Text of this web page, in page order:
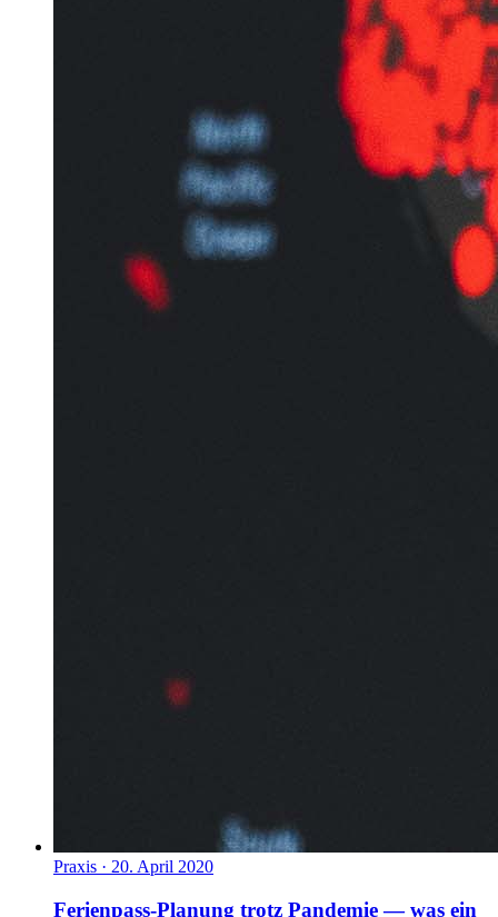
Praxis · 20. April 2020
Ferienpass-Planung trotz Pandemie — was ein